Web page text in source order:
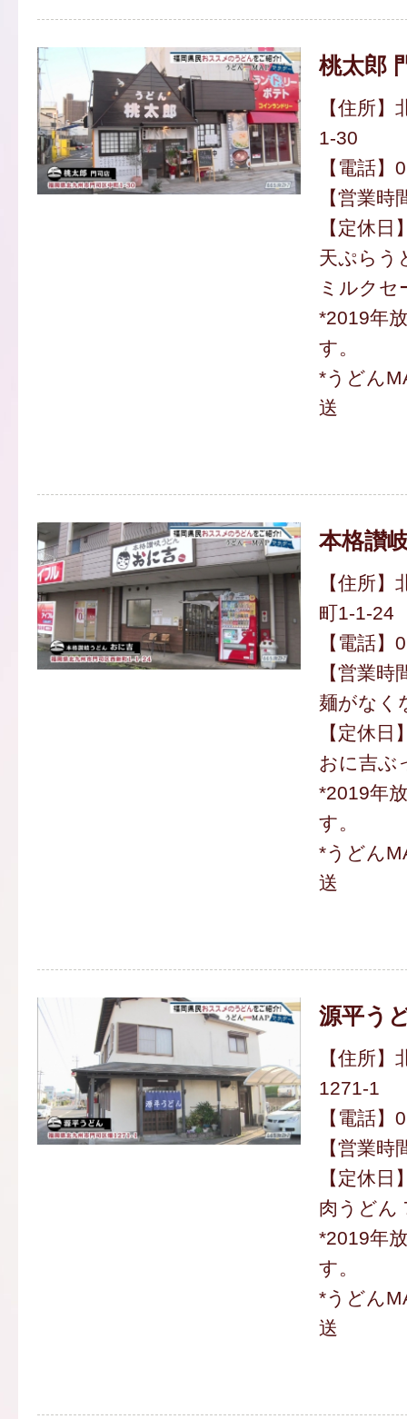
桃太郎
【住所
1-30
【電話
【営業
【定休日
天ぷらう
ミルクセ
*2019年
す。
*うどん
送
本格讃
【住所
町1-1-24
【電話
【営業
麺がなく
【定休日
おに吉ぶ
*2019年
す。
*うどん
送
源平う
【住所
1271-1
【電話
【営業
【定休日
肉うどん
*2019年
す。
*うどん
送